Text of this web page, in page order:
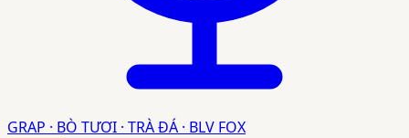
GRAP · BÒ TƯƠI · TRÀ ĐÁ · BLV FOX